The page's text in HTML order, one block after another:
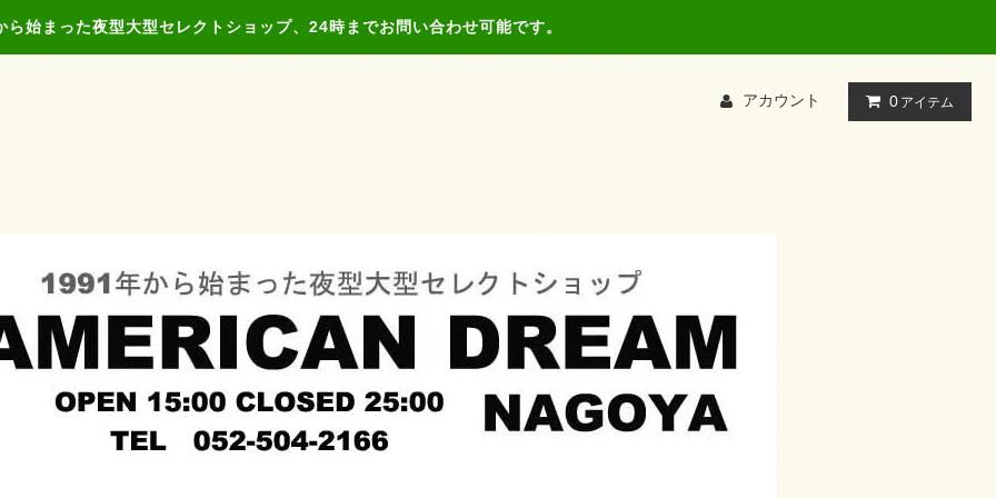
ら始まった夜型大型セレクトショップ、24時までお問い合わせ可能です。
アカウント 0 アイテム